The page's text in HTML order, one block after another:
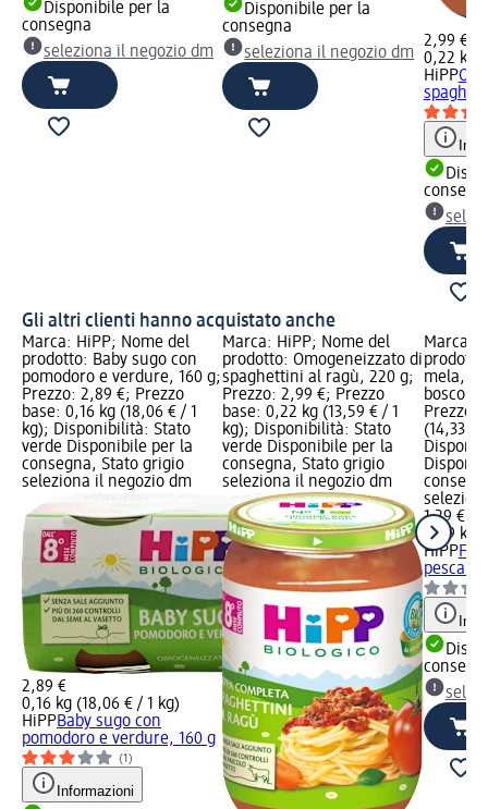
Disponibile per la
consegna
seleziona il negozio dm
Disponibile per la
consegna
seleziona il negozio dm
2,99 €
0,22 kg
HiPP
Gli altri clienti hanno acquistato anche
Marca: HiPP; Nome del
prodotto: Baby sugo con
pomodoro e verdure, 160 g;
Prezzo: 2,89 €; Prezzo
base: 0,16 kg (18,06 € / 1
kg); Disponibilità: Stato
verde Disponibile per la
consegna, Stato grigio
seleziona il negozio dm
2,89 €
0,16 kg (18,06 € / 1 kg)
HiPPBaby sugo con
pomodoro e verdure, 160 g
(1)
Informazioni
Marca: HiPP; Nome del
prodotto: Omogeneizzato di
spaghettini al ragù, 220 g;
Prezzo: 2,99 €; Prezzo
base: 0,22 kg (13,59 € / 1
kg); Disponibilità: Stato
verde Disponibile per la
consegna, Stato grigio
seleziona il negozio dm
Marca:
mela,
bosco,
Prezzo
(14,33 €
1,29 €
0,09 kg
HiPP
pesca e